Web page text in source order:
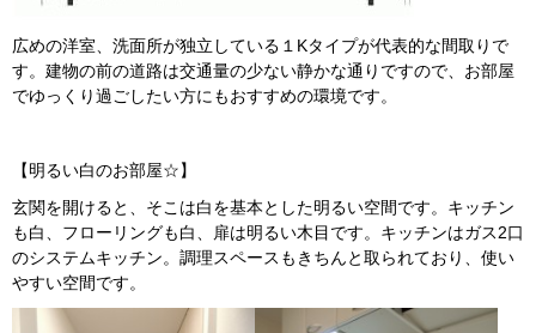
広めの洋室、洗面所が独立している１Kタイプが代表的な間取りで
す。建物の前の道路は交通量の少ない静かな通りですので、お部屋
でゆっくり過ごしたい方にもおすすめの環境です。
【明るい白のお部屋☆】
玄関を開けると、そこは白を基本とした明るい空間です。キッチン
も白、フローリングも白、扉は明るい木目です。キッチンはガス2口
のシステムキッチン。調理スペースもきちんと取られており、使い
やすい空間です。